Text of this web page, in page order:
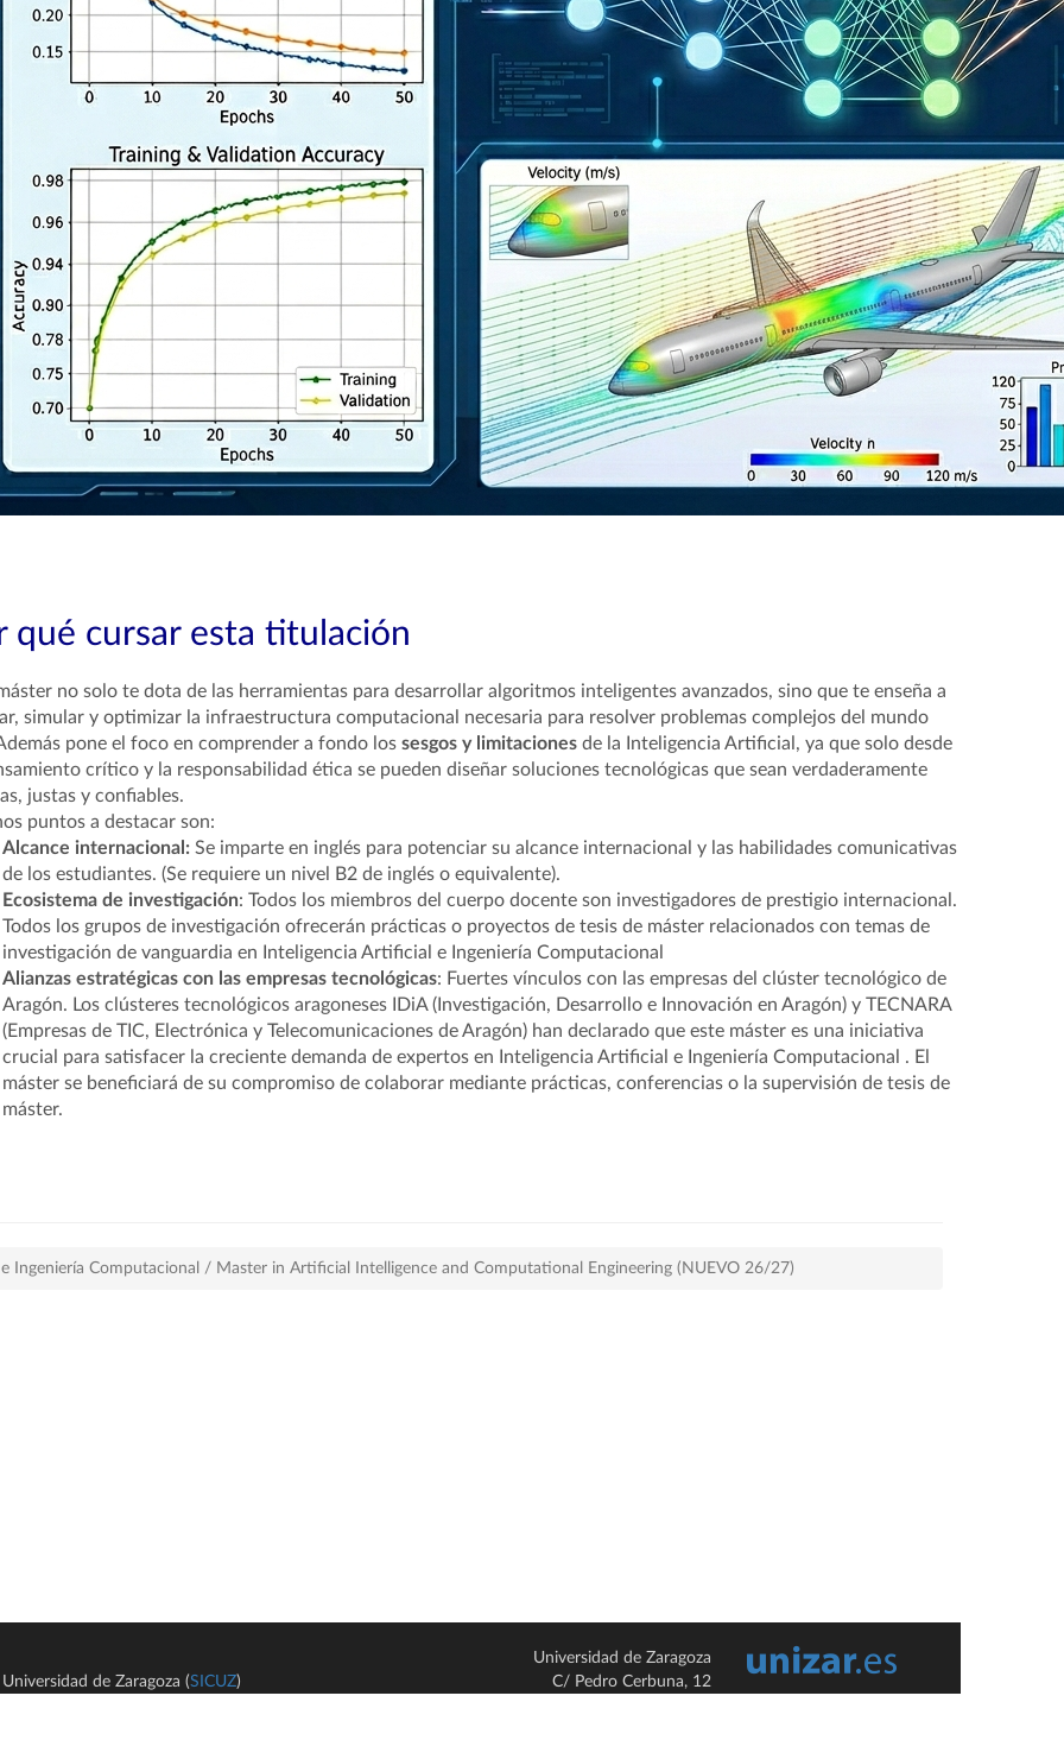
qué cursar esta titulación
no solo te dota de las herramientas para desarrollar algoritmos inteligentes avanzados, sino que te enseña a
simular y optimizar la infraestructura computacional
necesaria para resolver problemas complejos del mundo
pone el foco en comprender a fondo los sesgos y limitacionesde la Inteligencia Artificial, ya que solo desde
crítico y la responsabilidad ética se pueden diseñar soluciones tecnológicas que sean verdaderamente
justas y confiables.
puntos a destacar son:
Alcance internacional:Se imparte en inglés para potenciar su alcance internacional y las habilidades comunicativas
de los estudiantes. (Se requiere un nivel B2 de inglés o equivalente).
Ecosistema de investigación: Todos los miembros del cuerpo docente son investigadores de prestigio internacional.
Todos los grupos de investigación ofrecerán prácticas o proyectos de tesis de máster relacionados con temas de
investigación de vanguardia en Inteligencia Artificial e Ingeniería Computacional
Alianzas estratégicas con las empresas tecnológicas: Fuertes vínculos con las empresas del clúster tecnológico de
Aragón. Los clústeres tecnológicos aragoneses IDiA (Investigación, Desarrollo e Innovación en Aragón) y TECNARA
(Empresas de TIC, Electrónica y Telecomunicaciones de Aragón) han declarado que este máster es una iniciativa
crucial para satisfacer la creciente demanda de expertos en Inteligencia Artificial e Ingeniería Computacional . El
máster se beneficiará de su compromiso de colaborar mediante prácticas, conferencias o la supervisión de tesis de
máster.
Ingeniería Computacional / Master in Artificial Intelligence and Computational Engineering (NUEVO 26/27)
de Zaragoza (SICUZ)
Universidad de Zaragoza
C/ Pedro Cerbuna, 12